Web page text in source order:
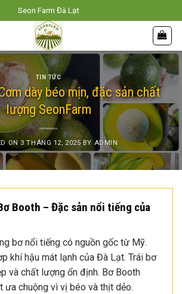
Seon Farm Đà Lạt
TIN TỨC
dày béo mịn, đặc sản chất
lượng SeonFarm
ON 3 THÁNG 12, 2025BY ADMIN
Booth – Đặc sản nổi tiếng của
bơ nổi tiếng có nguồn gốc từ Mỹ.
khí hậu mát lạnh của Đà Lạt. Trái bơ
và chất lượng ổn định. Bơ Booth
chuộng vì vị béo và thịt dẻo.